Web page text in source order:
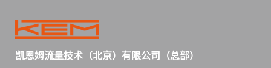
凯恩姆流量技术（北京）有限公司（总部）